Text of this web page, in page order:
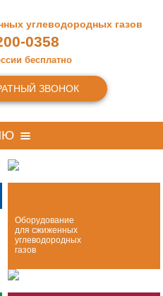
углеводородных газов
0358
бесплатно
ЗВОНОК
Оборудование
для сжиженных
углеводородных
газов